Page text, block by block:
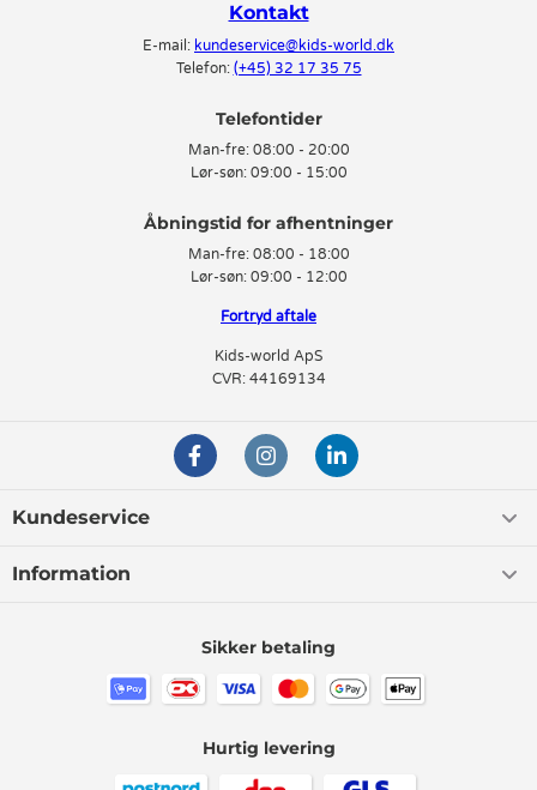
Kontakt
E-mail: kundeservice@kids-world.dk
Telefon: (+45) 32 17 35 75
Telefontider
Man-fre: 08:00 - 20:00
Lør-søn: 09:00 - 15:00
Man-fre: 08:00 - 18:00
Lør-søn: 09:00 - 12:00
Fortryd aftale
Kids-world ApS
CVR: 44169134
Kundeservice
Information
Sikker betaling
Hurtig levering